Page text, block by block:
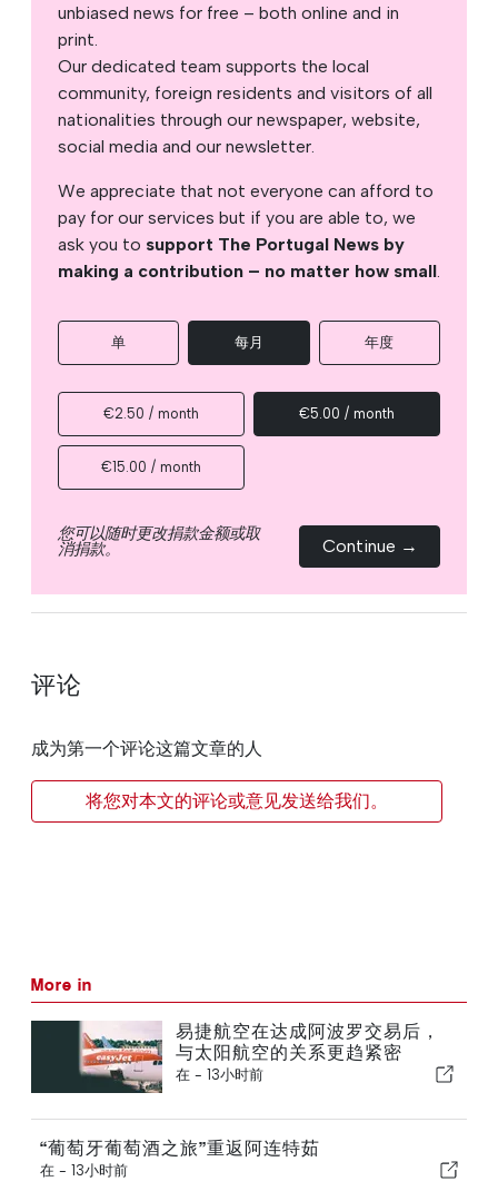
unbiased news for free – both online and in
print.
Our dedicated team supports the local
community, foreign residents and visitors of all
nationalities through our newspaper, website,
social media and our newsletter.
We appreciate that not everyone can afford to
pay for our services but if you are able to, we
ask you to support The Portugal News by
making a contribution – no matter how small.
单 每月 年度
€2.50 / month €5.00 / month
€15.00 / month
您可以随时更改捐款金额或取
消捐款。 Continue →
评论
成为第一个评论这篇文章的人
将您对本文的评论或意见发送给我们。
More in
易捷航空在达成阿波罗交易后，
与太阳航空的关系更趋紧密
在 - 13小时前
“葡萄牙葡萄酒之旅”重返阿连特茹
在 - 13小时前